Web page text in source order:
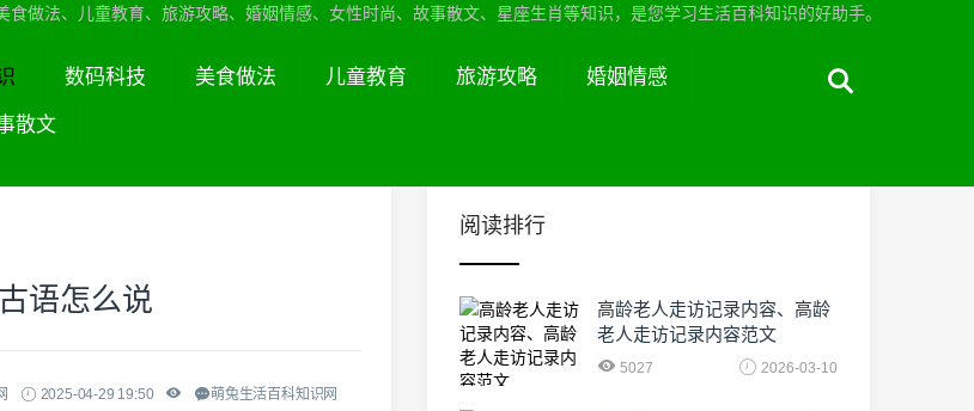
做法、儿童教育、旅游攻略、婚姻情感、女性时尚、故事散文、星座生肖等知识，是您学习生活百科知识的好助手。
数码科技 美食做法 儿童教育 旅游攻略 婚姻情感
散文
语怎么说
2025-04-29 19:50 萌兔生活百科知识网
阅读排行
高龄老人走访记录内容、高龄
老人走访记录内容范文
5027 2026-03-10